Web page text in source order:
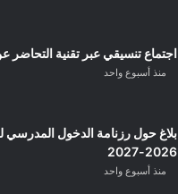
اجتماع تنسيقي عبر تقنية التحاضر
منذ أسبوع واحد
بلاغ حول رزنامة الدخول المدرسي
2026-2027
منذ أسبوع واحد